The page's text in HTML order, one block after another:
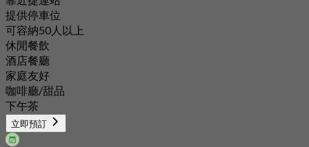
提供停車位
可容納50人以上
休閒餐飲
酒店餐廳
家庭友好
咖啡廳/甜品
下午茶
立即預訂